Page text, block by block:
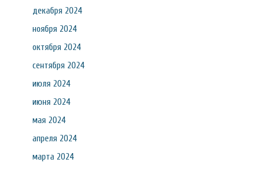
декабря 2024
ноября 2024
октября 2024
сентября 2024
июля 2024
июня 2024
мая 2024
апреля 2024
марта 2024